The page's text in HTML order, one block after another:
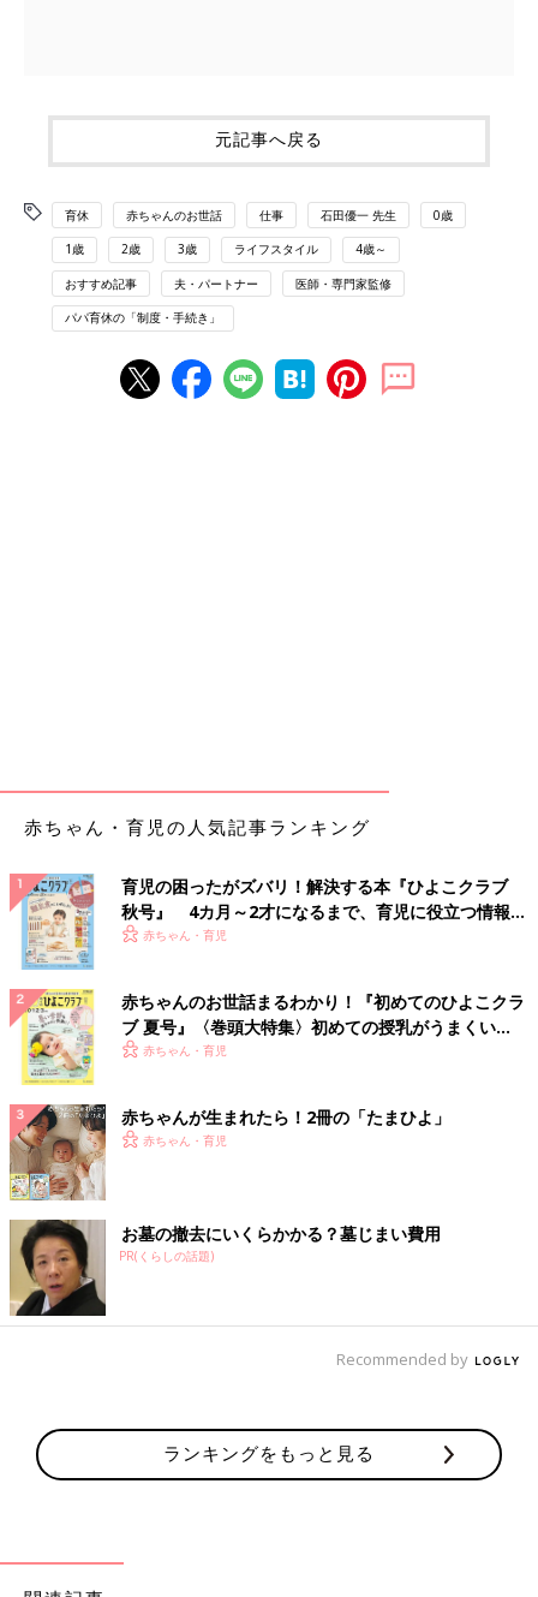
元記事へ戻る
育休 赤ちゃんのお世話 仕事 石田優一 先生 0歳
1歳 2歳 3歳 ライフスタイル 4歳～
おすすめ記事 夫・パートナー 医師・専門家監修
パパ育休の「制度・手続き」
赤ちゃん・育児の人気記事ランキング
育児の困ったがズバリ！解決する本『ひよこクラブ
秋号』 4カ月～2才になるまで、育児に役立つ情報が
いっぱい！
赤ちゃん・育児
赤ちゃんのお世話まるわかり！『初めてのひよこクラ
ブ 夏号』〈巻頭大特集〉初めての授乳がうまくい
く！ おっぱい・ミルクの基本と夏のトラブル 解決テ
赤ちゃん・育児
赤ちゃんが生まれたら！2冊の「たまひよ」
赤ちゃん・育児
お墓の撤去にいくらかかる？墓じまい費用
PR(くらしの話題)
Recommended by
ランキングをもっと見る